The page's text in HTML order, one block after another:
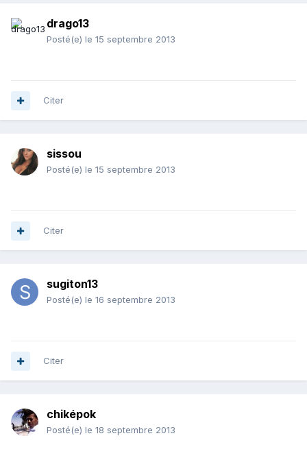
drago13
Posté(e) le 15 septembre 2013
Citer
sissou
Posté(e) le 15 septembre 2013
Citer
sugiton13
Posté(e) le 16 septembre 2013
Citer
chiképok
Posté(e) le 18 septembre 2013